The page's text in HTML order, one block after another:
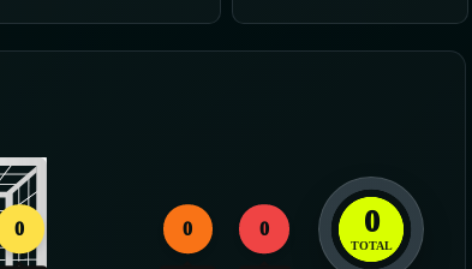
0 0 0 0
TOTAL